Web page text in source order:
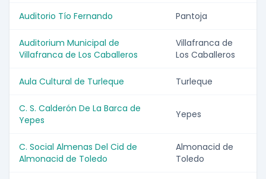
Auditorio Tío Fernando Pantoja
Auditorium Municipal de
Villafranca de Los Caballeros
Villafranca de
Los Caballeros
Aula Cultural de Turleque Turleque
C. S. Calderón De La Barca de
Yepes
Yepes
C. Social Almenas Del Cid de
Almonacid de Toledo
Almonacid de
Toledo